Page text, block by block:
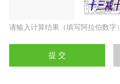
请输入计算结果（填写阿拉伯数字